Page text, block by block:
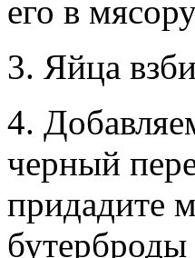
его в
3. Яйца
4.
черный
придадите